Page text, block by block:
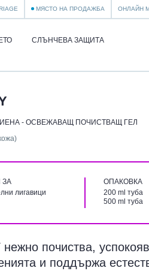
МЯСТО НА ПРОДАЖБА ОНЛАЙН
СЛЪНЧЕВА ЗАЩИТА
- ОСВЕЖАВАЩ ПОЧИСТВАЩ ГЕЛ
ЗА
лигавици
ОПАКОВКА
200 ml туба
500 ml туба
нежно почиства,
и поддържа